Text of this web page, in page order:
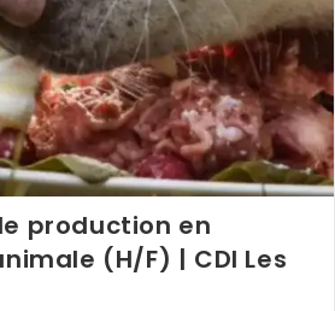
production en
(H/F) | CDI Les